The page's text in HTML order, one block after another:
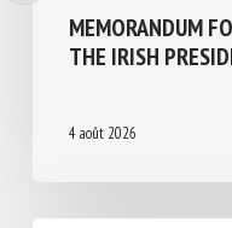
MEMORANDUM
THE IRISH
4 août 2026